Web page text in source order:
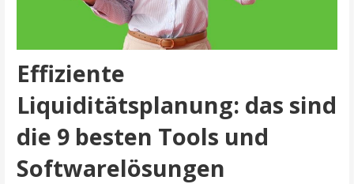
Effiziente
Liquiditätsplanung: das sind
die 9 besten Tools und
Softwarelösungen